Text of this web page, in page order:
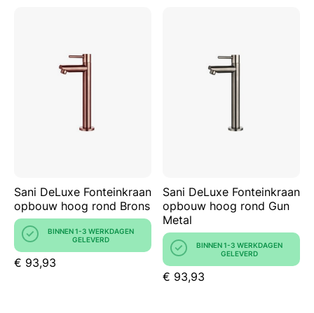
Sani DeLuxe Fonteinkraan
opbouw hoog rond Brons
BINNEN 1-3 WERKDAGEN
GELEVERD
€ 93,93
Sani DeLuxe Fonteinkraan
opbouw hoog rond Gun
Metal
BINNEN 1-3 WERKDAGEN
GELEVERD
€ 93,93